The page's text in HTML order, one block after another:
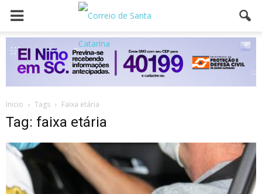
Inicio Tags Faixa etária
Tag: faixa etária